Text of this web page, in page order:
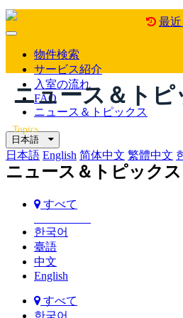
最
Mobile
物件検索
サービス紹介
入室の流れ
FAQ
ニュース＆トピックス
日本語
日本語 English 简体中文 繁體中文
ニュース＆トピ
Topics
ニュース＆トピック
すべて
한국어
臺語
中文
English
すべて
한국어